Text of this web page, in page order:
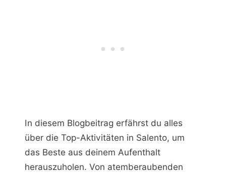
In diesem Blogbeitrag erfährst du alles
über die Top-Aktivitäten in Salento, um
das Beste aus deinem Aufenthalt
herauszuholen. Von atemberaubenden